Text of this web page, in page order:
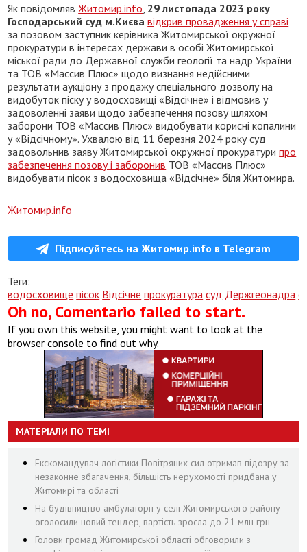
Як повідомлявЖитомир.info 29 листопада 2023 року
Господарський суд м.Києвавідкрив провадження у справі
за позовом заступник керівника Житомирської окружної
прокуратури в інтересах держави в особі Житомирської
міської ради до Державної служби геології та надр України
та ТОВ «Массив Плюс» щодо визнання недійсними
результати аукціону з продажу спеціального дозволу на
видобуток піску у водосховищі «Відсічне» і відмовив у
задоволенні заяви щодо забезпечення позову шляхом
заборони ТОВ «Массив Плюс» видобувати корисні копалини
у «Відсічному». Ухвалою від 11 березня 2024 року суд
задовольнив заяву Житомирської окружної прокуратурипро
забезпечення позову і заборонив ТОВ «Массив Плюс»
видобувати пісок з водосховища «Відсічне» біля Житомира.
Житомир.info
Підписуйтесь на Житомир.info в Telegram
Теги:
водосховище пісок Відсічне прокуратура суд Держгеонадра
Oh no, Comentario failed to start.
If you own this website, you might want to look at the
browser console to find out why.
МАТЕРІАЛИ ПО ТЕМІ
Екскомандувач логістики Повітряних сил отримав підозру за
незаконне збагачення, більшість нерухомості придбана у
Житомирі та області
На будівництво амбулаторії у селі Житомирського району
оголосили новий тендер, вартість зросла до 21 млн грн
Голови громад Житомирської області обговорили з